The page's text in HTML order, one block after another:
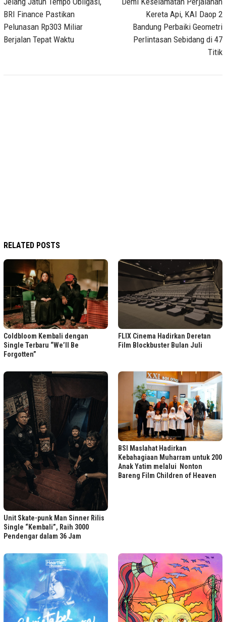
navigation
BRI Finance Pastikan
Pelunasan Rp303 Miliar
Berjalan Tepat Waktu
Kereta Api, KAI Daop 2
Bandung Perbaiki Geometri
Perlintasan Sebidang di 47
Titik
RELATED POSTS
Coldbloom Kembali dengan
Single Terbaru “We’ll Be
Forgotten”
FLIX Cinema Hadirkan Deretan
Film Blockbuster Bulan Juli
Unit Skate-punk Man Sinner Rilis
Single “Kembali”, Raih 3000
Pendengar dalam 36 Jam
BSI Maslahat Hadirkan
Kebahagiaan Muharram untuk 200
Anak Yatim melalui Nonton
Bareng Film Children of Heaven